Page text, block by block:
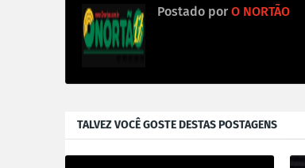
Postado por O NORTÃO
TALVEZ VOCÊ GOSTE DESTAS POSTAGENS